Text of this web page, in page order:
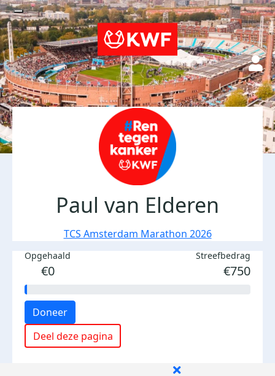
Paul van Elderen
TCS Amsterdam Marathon 2026
Opgehaald
€0
Streefbedrag
€750
Doneer
Deel deze pagina